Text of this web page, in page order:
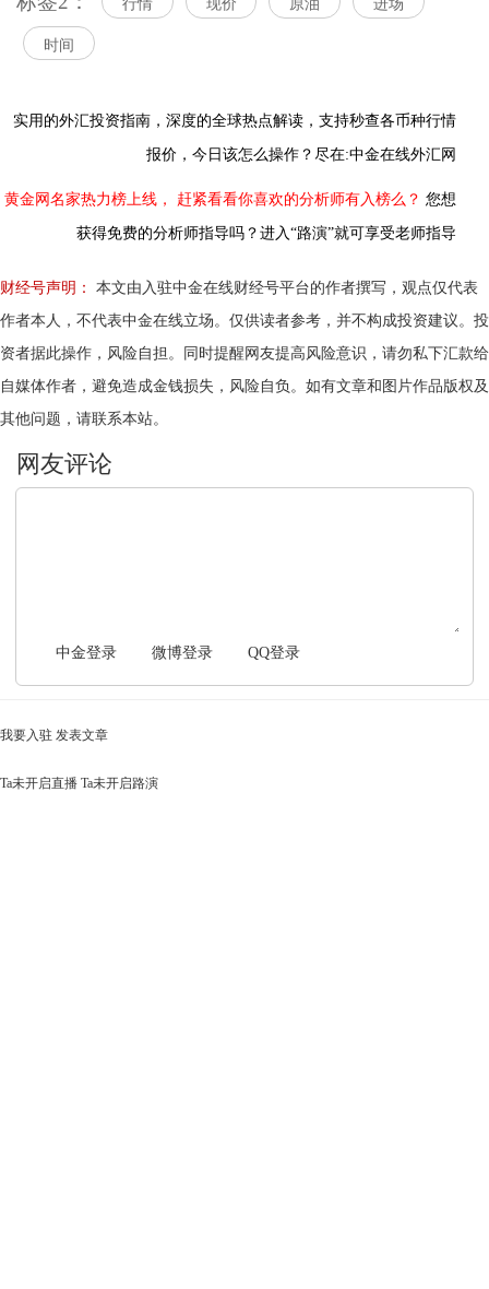
行情 现价 原油 进场
时间
实用的外汇投资指南， 深度的全球热点解读， 支持秒查各币种行情
报价，今日该怎么操作？尽在:中金在线外汇网
黄金网名家热力榜上线， 赶紧看看你喜欢的分析师有入榜么？ 您想
获得免费的分析师指导吗？进入“路演”就可享受老师指导
财经号声明：
本文由入驻中金在线财经号平台的作者撰写，观点仅代表
作者本人，不代表中金在线立场。仅供读者参考，并不构成投资建议。投
资者据此操作，风险自担。同时提醒网友提高风险意识，请勿私下汇款给
自媒体作者，避免造成金钱损失，风险自负。如有文章和图片作品版权及
其他问题，请联系本站。
中金登录 微博登录 QQ登录
我要入驻 发表文章
Ta未开启直播 Ta未开启路演